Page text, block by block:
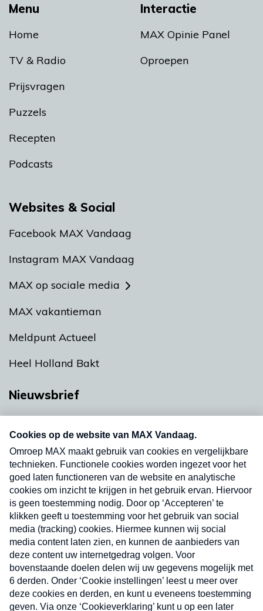
Menu
Home
TV & Radio
Prijsvragen
Puzzels
Recepten
Podcasts
Interactie
MAX Opinie Panel
Oproepen
Websites & Social
Facebook MAX Vandaag
Instagram MAX Vandaag
MAX op sociale media
MAX vakantieman
Meldpunt Actueel
Heel Holland Bakt
Nieuwsbrief
nieuwsbrief. Elke vrijdag- en dinsdagochtend in
uw mailbox.
Verzend
Nieuwsbrief